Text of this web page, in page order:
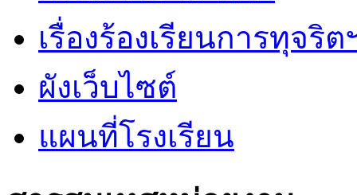
เรื่องร้องเรียนการทุจริต
ผังเว็บไซต์
แผนที่โรงเรียน